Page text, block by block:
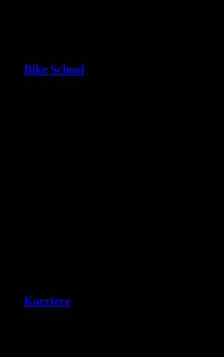
Bike School
Karriere